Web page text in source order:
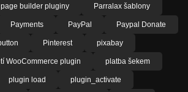
page builder pluginy Parralax šablony
Payments PayPal Paypal Donate
Pinterest pixabay
WooCommerce plugin platba šekem
plugin load plugin_activate